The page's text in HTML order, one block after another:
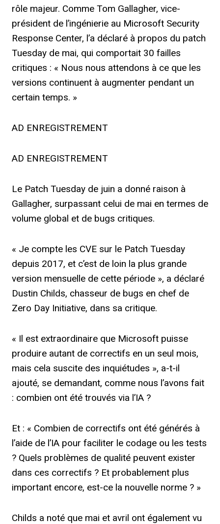
rôle majeur. Comme Tom Gallagher, vice-
président de l’ingénierie au Microsoft Security
Response Center, l’a déclaré à propos du patch
Tuesday de mai, qui comportait 30 failles
critiques : « Nous nous attendons à ce que les
versions continuent à augmenter pendant un
certain temps. »
AD ENREGISTREMENT
AD ENREGISTREMENT
Le Patch Tuesday de juin a donné raison à
Gallagher, surpassant celui de mai en termes de
volume global et de bugs critiques.
« Je compte les CVE sur le Patch Tuesday
depuis 2017, et c’est de loin la plus grande
version mensuelle de cette période », a déclaré
Dustin Childs, chasseur de bugs en chef de
Zero Day Initiative, dans sa critique.
« Il est extraordinaire que Microsoft puisse
produire autant de correctifs en un seul mois,
mais cela suscite des inquiétudes », a-t-il
ajouté, se demandant, comme nous l’avons fait
: combien ont été trouvés via l’IA ?
Et : « Combien de correctifs ont été générés à
l’aide de l’IA pour faciliter le codage ou les tests
? Quels problèmes de qualité peuvent exister
dans ces correctifs ? Et probablement plus
important encore, est-ce la nouvelle norme ? »
Childs a noté que mai et avril ont également vu